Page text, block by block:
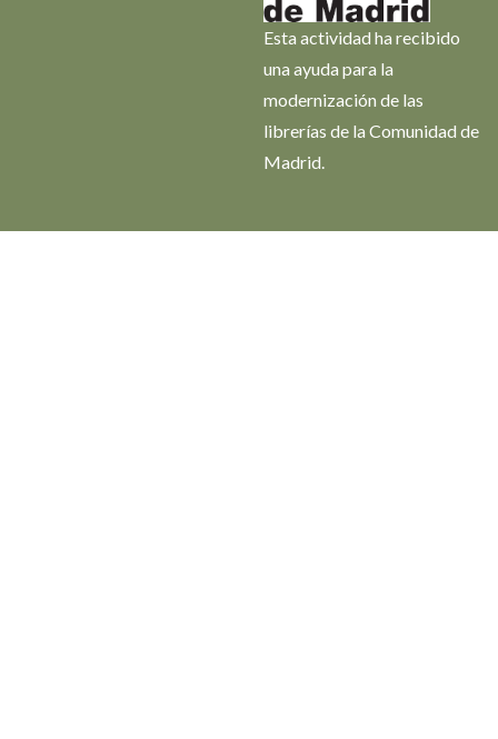
Esta actividad ha recibido
una ayuda para la
modernización de las
librerías de la Comunidad de
Madrid.